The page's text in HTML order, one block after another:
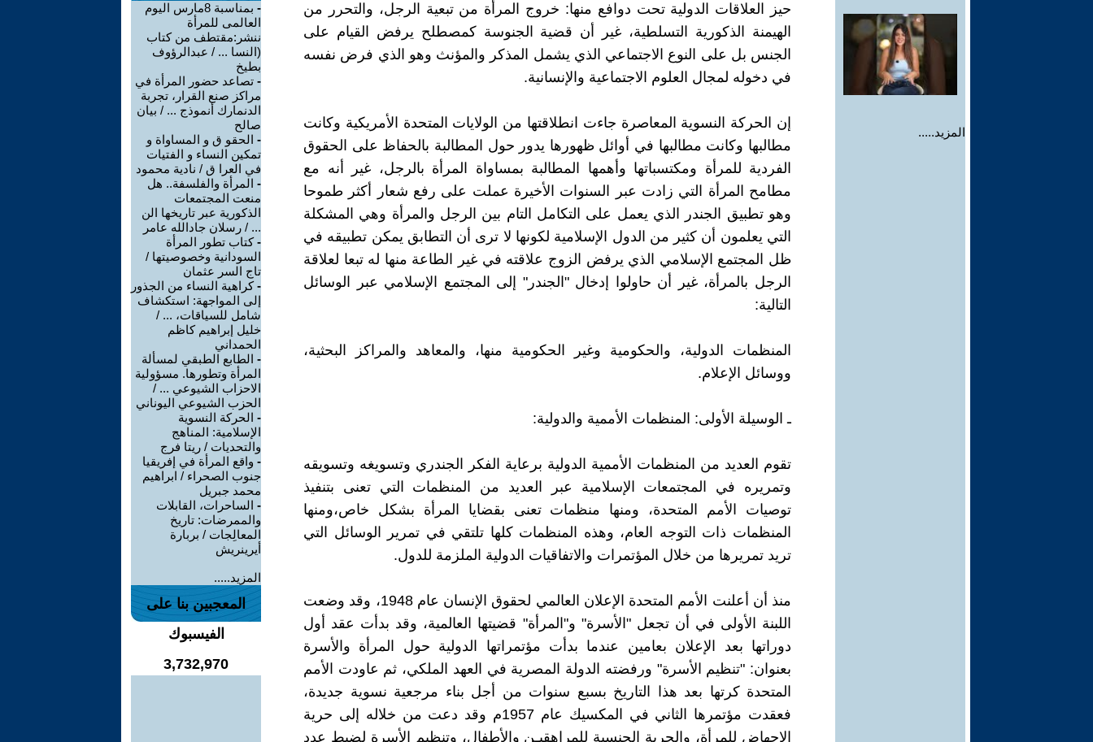
المزيد.....
حيز العلاقات الدولية تحت دوافع منها: خروج المرأة من تبعية الرجل، والتحرر من
الهيمنة الذكورية التسلطية، غير أن قضية الجنوسة كمصطلح يرفض القيام على
الجنس بل على النوع الاجتماعي الذي يشمل المذكر والمؤنث وهو الذي فرض نفسه
في دخوله لمجال العلوم الاجتماعية والإنسانية.
إن الحركة النسوية المعاصرة جاءت انطلاقتها من الولايات المتحدة الأمريكية وكانت
مطالبها وكانت مطالبها في أوائل ظهورها يدور حول المطالبة بالحفاظ على الحقوق
الفردية للمرأة ومكتسباتها وأهمها المطالبة بمساواة المرأة بالرجل، غير أنه مع
مطامح المرأة التي زادت عبر السنوات الأخيرة عملت على رفع شعار أكثر طموحا
وهو تطبيق الجندر الذي يعمل على التكامل التام بين الرجل والمرأة وهي المشكلة
التي يعلمون أن كثير من الدول الإسلامية لكونها لا ترى أن التطابق يمكن تطبيقه في
ظل المجتمع الإسلامي الذي يرفض الزوج علاقته في غير الطاعة منها له تبعا لعلاقة
الرجل بالمرأة، غير أن حاولوا إدخال "الجندر" إلى المجتمع الإسلامي عبر الوسائل
التالية:
المنظمات الدولية، والحكومية وغير الحكومية منها، والمعاهد والمراكز البحثية،
ووسائل الإعلام.
ـ الوسيلة الأولى: المنظمات الأممية والدولية:
تقوم العديد من المنظمات الأممية الدولية برعاية الفكر الجندري وتسويغه وتسويقه
وتمريره في المجتمعات الإسلامية عبر العديد من المنظمات التي تعنى بتنفيذ
توصيات الأمم المتحدة، ومنها منظمات تعنى بقضايا المرأة بشكل خاص،ومنها
المنظمات ذات التوجه العام، وهذه المنظمات كلها تلتقي في تمرير الوسائل التي
تريد تمريرها من خلال المؤتمرات والاتفاقيات الدولية الملزمة للدول.
منذ أن أعلنت الأمم المتحدة الإعلان العالمي لحقوق الإنسان عام 1948، وقد وضعت
اللبنة الأولى في أن تجعل "الأسرة" و"المرأة" قضيتها العالمية، وقد بدأت عقد أول
دوراتها بعد الإعلان بعامين عندما بدأت مؤتمراتها الدولية حول المرأة والأسرة
بعنوان: "تنظيم الأسرة" ورفضته الدولة المصرية في العهد الملكي، ثم عاودت الأمم
المتحدة كرتها بعد هذا التاريخ بسبع سنوات من أجل بناء مرجعية نسوية جديدة،
فعقدت مؤتمرها الثاني في المكسيك عام 1957م وقد دعت من خلاله إلى حرية
الإجهاض للمرأة، والحرية الجنسية للمراهقيـن والأطفال، وتنظيم الأسرة لضبط عدد
-
بمناسبة 8مارس اليوم
العالمى للمرأة
ننشر:مقتطف من كتاب
(النسا ... / عبدالرؤوف
بطيخ
- تصاعد حضور المرأة في
مراكز صنع القرار، تجربة
الدنمارك أنموذج ... / بيان
صالح
- الحقو ق و المساواة و
تمكين النساء و الفتيات
في العرا ق / نادية محمود
- المرأة والفلسفة.. هل
منعت المجتمعات
الذكورية عبر تاريخها الن
... / رسلان جادالله عامر
-كتاب تطور المرأة
السودانية وخصوصيتها /
تاج السر عثمان
-كراهية النساء من الجذور
إلى المواجهة: استكشاف
شامل للسياقات، ... /
خليل إبراهيم كاظم
الحمداني
- الطابع الطبقي لمسألة
المرأة وتطورها. مسؤولية
الاحزاب الشيوعي ... /
الحزب الشيوعي اليوناني
- الحركة النسوية
الإسلامية: المناهج
والتحديات / ريتا فرج
- واقع المرأة في إفريقيا
جنوب الصحراء / ابراهيم
محمد جبريل
- الساحرات، القابلات
والممرضات: تاريخ
المعالِجات / بربارة
أيرينريش
المزيد.....
المعجبين بنا على
الفيسبوك
3,732,970